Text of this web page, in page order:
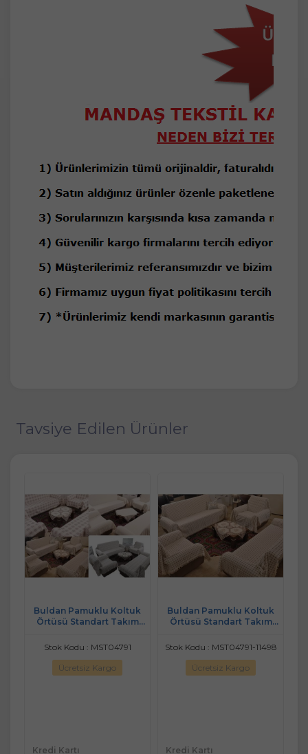
Tavsiye Edilen Ürünler
Buldan Pamuklu Koltuk
Örtüsü Standart Takım
Stok Kodu : MST04791
Ücretsiz Kargo
Kredi Kartı
Buldan Pamuklu Koltuk
Örtüsü Standart Takım
Stok Kodu : MST04791-11498
Ücretsiz Kargo
Kredi Kartı